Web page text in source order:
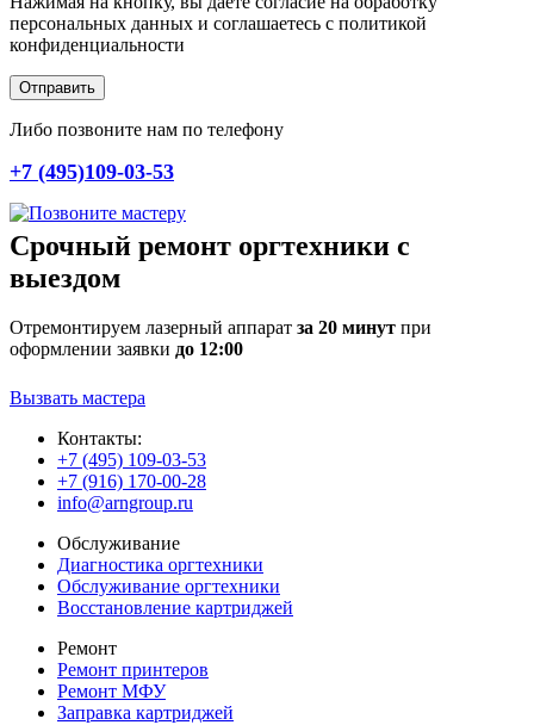
персональных данных и соглашаетесь c политикой
конфиденциальности
Отправить
Либо позвоните нам по телефону
+7 (495)109-03-53
Срочный ремонт оргтехники с
выездом
Отремонтируем лазерный аппарат за 20 минут при
оформлении заявки до 12:00
Вызвать мастера
Контакты:
+7 (495) 109-03-53
+7 (916) 170-00-28
info@arngroup.ru
Обслуживание
Диагностика оргтехники
Обслуживание оргтехники
Восстановление картриджей
Ремонт
Ремонт принтеров
Ремонт МФУ
Заправка картриджей